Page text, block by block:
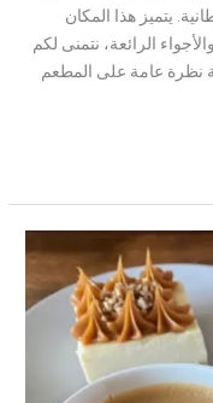
يتميز هذا المكان
الرائعة، نتمنى لكم
نظرة عامة على المطعم